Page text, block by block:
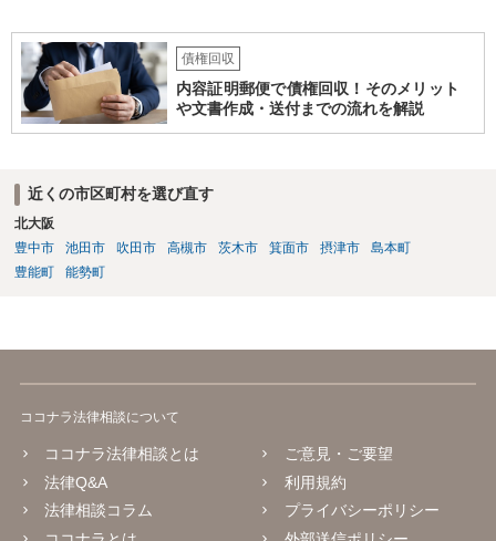
債権回収
内容証明郵便で債権回収！そのメリット
や文書作成・送付までの流れを解説
近くの市区町村を選び直す
北大阪
豊中市
池田市 吹田市 高槻市 茨木市 箕面市 摂津市
島本町
豊能町
能勢町
ココナラ法律相談について
ココナラ法律相談とは
法律Q&A
法律相談コラム
ご意見・ご要望
利用規約
プライバシーポリシー